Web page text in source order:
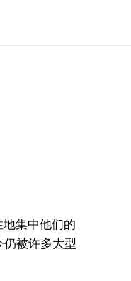
集中他们的
仍被许多大型